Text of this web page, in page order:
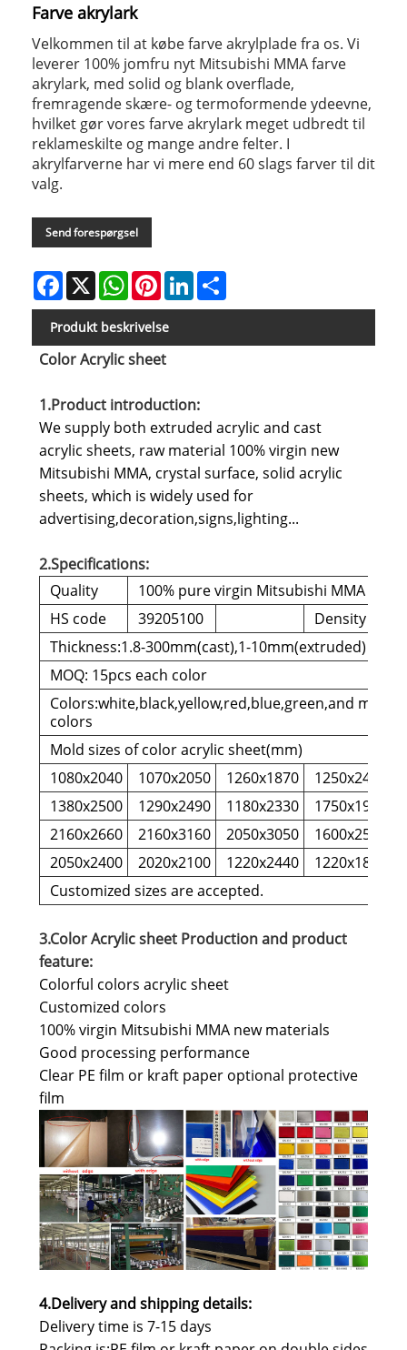
Farve akrylark
Velkommen til at købe farve akrylplade fra os. Vi
leverer 100% jomfru nyt Mitsubishi MMA farve
akrylark, med solid og blank overflade,
fremragende skære- og termoformende ydeevne,
hvilket gør vores farve akrylark meget udbredt til
reklameskilte og mange andre felter. I
akrylfarverne har vi mere end 60 slags farver til dit
valg.
Send forespørgsel
Facebook
X WhatsAppPinterestLinkedIn
Produkt beskrivelse
Color Acrylic sheet
1.Product introduction:
We supply both extruded acrylic and cast
acrylic sheets, raw material 100% virgin new
Mitsubishi MMA, crystal surface, solid acrylic
sheets, which is widely used for
advertising,decoration,signs,lighting...
2.Specifications:
Quality
100% pure virgin Mitsubishi MMA
HS code
39205100 Density
Thickness:1.8-300mm(cast),1-10mm(extruded)
MOQ: 15pcs each color
Colors:white,black,yellow,red,blue,green,and many
colors
Mold sizes of color acrylic sheet(mm)
1080x2040
1070x2050 1260x1870 1250x2470
1380x2500
1290x2490 1180x2330 1750x1950
2160x2660
2160x3160 2050x3050 1600x2560
2050x2400
2020x2100 1220x2440 1220x1830
Customized sizes are accepted.
3.Color Acrylic sheet Production and product
feature:
Colorful colors acrylic sheet
Customized colors
100% virgin Mitsubishi MMA new materials
Good processing performance
Clear PE film or kraft paper optional protective
film
4.Delivery and shipping details:
Delivery time is 7-15 days